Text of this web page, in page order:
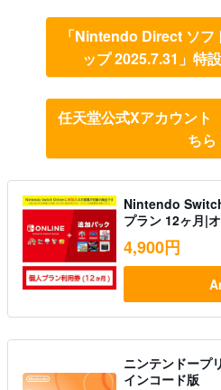
「Nintendo Direct ソ
ップ 2025.7.31」特
任天堂公式Xアカウント
ちら
Nintendo
プラン 12ヶ月|
4,900円
ニンテンドープ
インコード版